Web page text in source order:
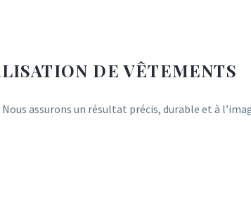
DE VÊTEMENTS
assurons un résultat précis, durable et à